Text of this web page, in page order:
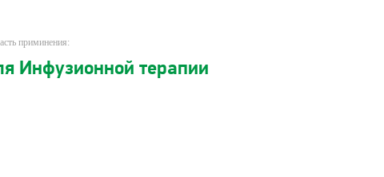
приминения:
Инфузионной терапии